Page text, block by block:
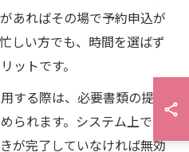
あればその場で予約申込が
しい方でも、時間を選ばず
ットです。
する際は、必要書類の提出
られます。システム上で予
が完了していなければ無効